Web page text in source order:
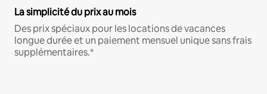
La simplicité du prix au mois
Des prix spéciaux pour les locations de vacances
longue durée et un paiement mensuel unique sans frais
supplémentaires.*